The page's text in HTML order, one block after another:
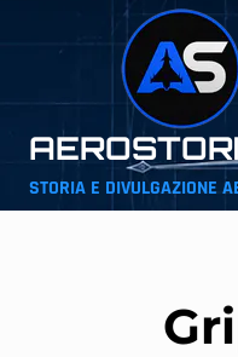
STORIA E DIVULGAZIONE